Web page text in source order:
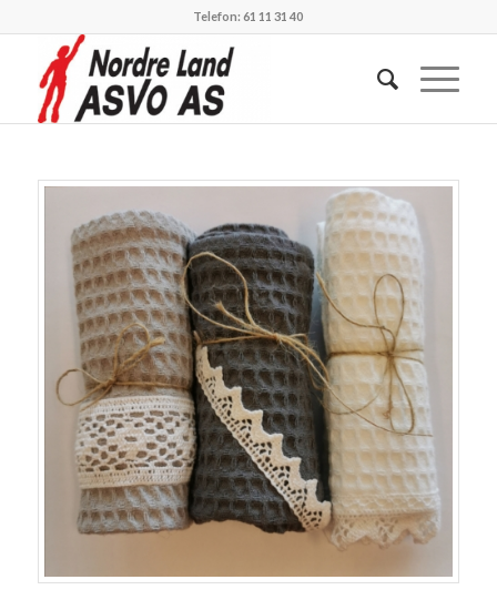
Telefon: 61 11 31 40